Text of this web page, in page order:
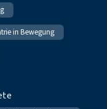
in Bewegung